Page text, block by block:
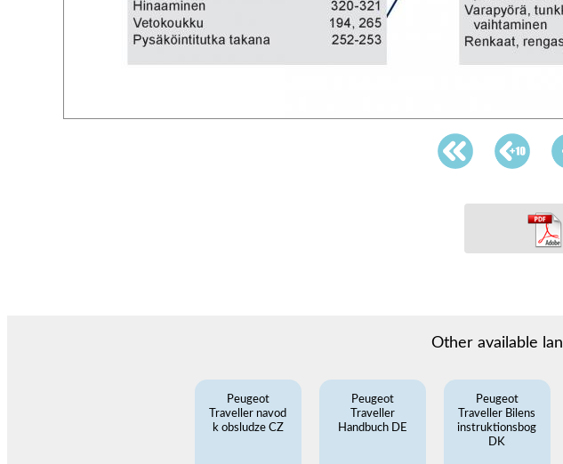
Other available
Peugeot
Traveller navod
k obsludze CZ
Peugeot
Traveller
Handbuch DE
Peugeot
Traveller Bilens
instruktionsbog
DK